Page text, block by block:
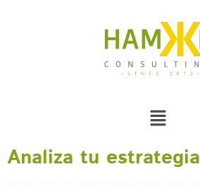
Analiza tu estrategia